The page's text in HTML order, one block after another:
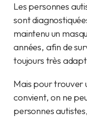
Les personnes
sont
maintenu un
années, afin de
toujours très
Mais pour trouver
convient, on ne
personnes